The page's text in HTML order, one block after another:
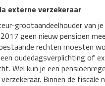
externe verzekeraar
grootaandeelhouder van
geen nieuw pensioen
rechten moesten
oudedagsverplichting of
Wel kun je een
Binnen de fiscale